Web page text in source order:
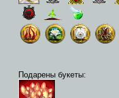
Подарены букеты: